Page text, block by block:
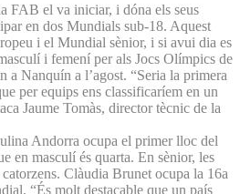
FAB el va iniciar, i dóna els seus
en dos Mundials sub-18. Aquest
i el Mundial sènior, i si avui dia es
i femení per als Jocs Olímpics de
a Nanquín a l’agost. “Seria la primera
per equips ens classificaríem en un
Jaume Tomàs, director tècnic de la
Andorra ocupa el primer lloc del
en masculí és quarta. En sènior, les
Clàudia Brunet ocupa la 16a
“És molt destacable que un país